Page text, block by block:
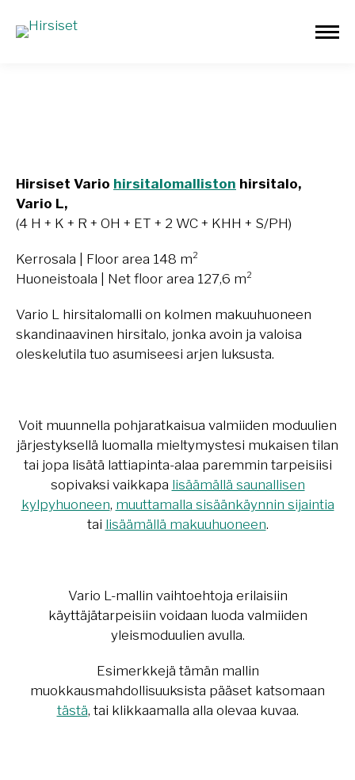
Hirsiset Vario hirsitalomalliston hirsitalo,
Vario L,
(4 H + K + R + OH + ET + 2 WC + KHH + S/PH)
Kerrosala | Floor area 148 m²
Huoneistoala | Net floor area 127,6 m²
Vario L hirsitalomalli on kolmen makuuhuoneen
skandinaavinen hirsitalo, jonka avoin ja valoisa
oleskelutila tuo asumiseesi arjen luksusta.
Voit muunnella pohjaratkaisua valmiiden moduulien
järjestyksellä luomalla mieltymystesi mukaisen tilan
tai jopa lisätä lattiapinta-alaa paremmin tarpeisiisi
sopivaksi vaikkapa lisäämällä saunallisen
kylpyhuoneen, muuttamalla sisäänkäynnin sijaintia
tai lisäämällä makuuhuoneen.
Vario ​​L-mallin vaihtoehtoja erilaisiin
käyttäjätarpeisiin voidaan luoda valmiiden
yleismoduulien avulla.
Esimerkkejä tämän mallin
muokkausmahdollisuuksista pääset katsomaan
tästä, tai klikkaamalla alla olevaa kuvaa.